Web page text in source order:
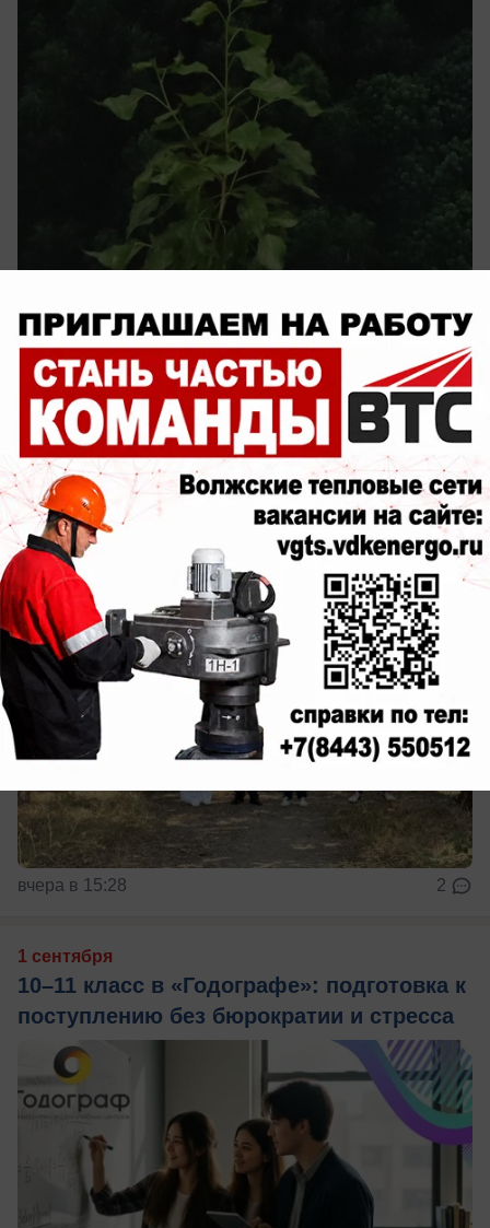
вчера в 16:35 0
Общество
Воронин устроил объезд Волжского и
потребовал навести порядок
Порядок в городе
вчера в 15:28 2
1 сентября
10–11 класс в «Годографе»: подготовка к
поступлению без бюрократии и стресса